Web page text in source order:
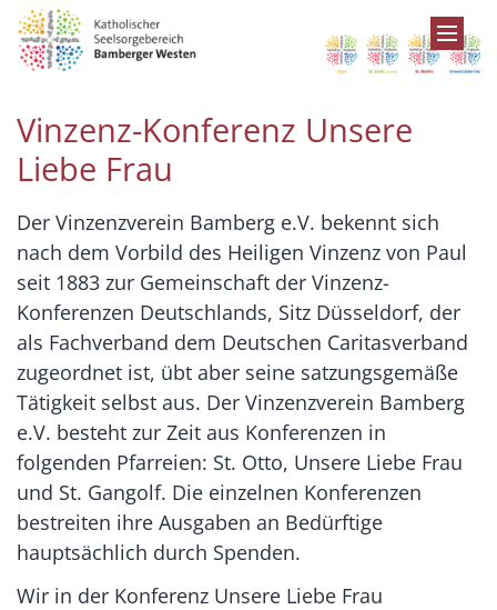
Zum Inhalt springen
Vinzenz-Konferenz Unsere
Liebe Frau
Der Vinzenzverein Bamberg e.V. bekennt sich
nach dem Vorbild des Heiligen Vinzenz von Paul
seit 1883 zur Gemeinschaft der Vinzenz-
Konferenzen Deutschlands, Sitz Düsseldorf, der
als Fachverband dem Deutschen Caritasverband
zugeordnet ist, übt aber seine satzungsgemäße
Tätigkeit selbst aus. Der Vinzenzverein Bamberg
e.V. besteht zur Zeit aus Konferenzen in
folgenden Pfarreien: St. Otto, Unsere Liebe Frau
und St. Gangolf. Die einzelnen Konferenzen
bestreiten ihre Ausgaben an Bedürftige
hauptsächlich durch Spenden.
Wir in der Konferenz Unsere Liebe Frau